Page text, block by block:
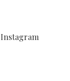
Instagram